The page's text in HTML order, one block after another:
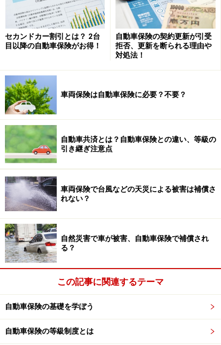
す。保険会社指定修理工場への移動の場合は、「距離無
制限」が標準になりつつあります。
■現場修理
キー開け、バッテリー上がり、パンクの際のスペアタイ
ヤ交換が主な作業内容で、30分程度の軽作業としている
保険会社がほとんどです。保険会社によっては、オイ
ル・冷却水の点検補充、ボルトの締め付け、ヒューズ取
り替え、サイドブレーキ固着解除というサービスがあ
り、これら修理に使った部品代が有料か、無料かという
違いもあります。
■ガス欠
ガス欠の際、燃料を補充してくれるサービスです。燃料
は10リットルで保険期間中1回というのが通例です。
■自宅への移動交通費
自宅や目的地に向かうために必要な交通費を負担してく
れます。一人当たりの限度額を設けている保険会社と、
限度額なしの保険会社があります。
■緊急宿泊費
帰宅や目的地までの移動が困難になった場合、宿泊費を
です。一人当たりの限度額を設けている保険会社と、限
セカンドカー割引とは？ 2台
目以降の自動車保険がお得！
自動車保険の契約更新が引受
拒否、更新を断られる理由や
対処法！
車両保険は自動車保険に必要？不要？
自動車共済とは？自動車保険との違い、等級の
引き継ぎ注意点
車両保険で台風などの天災による被害は補償さ
れない？
自然災害で車が被害、自動車保険で補償され
る？
この記事に関連するテーマ
自動車保険の基礎を学ぼう
自動車保険の等級制度とは